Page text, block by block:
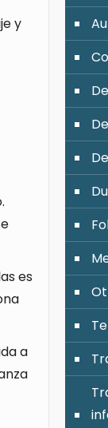
y
es
a